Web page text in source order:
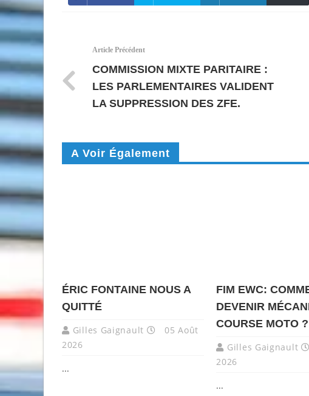
Article Précédent
COMMISSION MIXTE PARITAIRE :
LES PARLEMENTAIRES VALIDENT
LA SUPPRESSION DES ZFE.
A Voir Également
ÉRIC FONTAINE NOUS A
QUITTÉ
Gilles Gaignault
05 Août
2026
...
FIM EWC:
DEVENIR
COURSE MOTO ?
Gilles Gaignault
2026
...